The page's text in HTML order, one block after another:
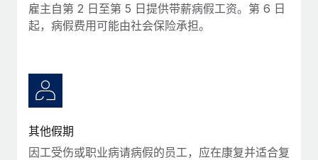
雇主自第 2 日至第 5 日提供带薪病假工资。第 6 日
起，病假费用可能由社会保险承担。
其他假期
因工受伤或职业病请病假的员工，应在康复并适合复